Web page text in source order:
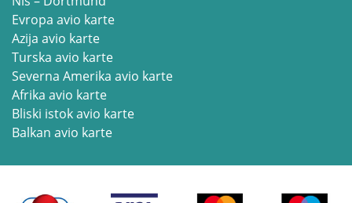
Evropa avio karte
Azija avio karte
Turska avio karte
Severna Amerika avio karte
Afrika avio karte
Bliski istok avio karte
Balkan avio karte